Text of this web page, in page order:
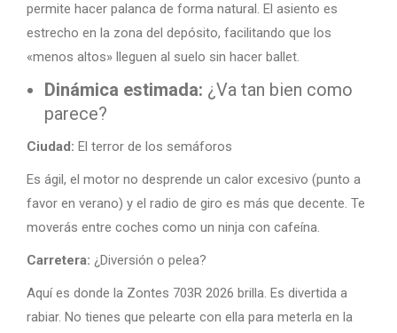
permite hacer palanca de forma natural. El asiento es
estrecho en la zona del depósito, facilitando que los
«menos altos» lleguen al suelo sin hacer ballet.
Dinámica estimada: ¿Va tan bien como
parece?
Ciudad: El terror de los semáforos
Es ágil, el motor no desprende un calor excesivo (punto a
favor en verano) y el radio de giro es más que decente. Te
moverás entre coches como un ninja con cafeína.
Carretera: ¿Diversión o pelea?
Aquí es donde la Zontes 703R 2026 brilla. Es divertida a
rabiar. No tienes que pelearte con ella para meterla en la